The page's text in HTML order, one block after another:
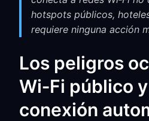
hotspots públicos,
requiere ninguna acción
Los peligros
Wi‑Fi público
conexión